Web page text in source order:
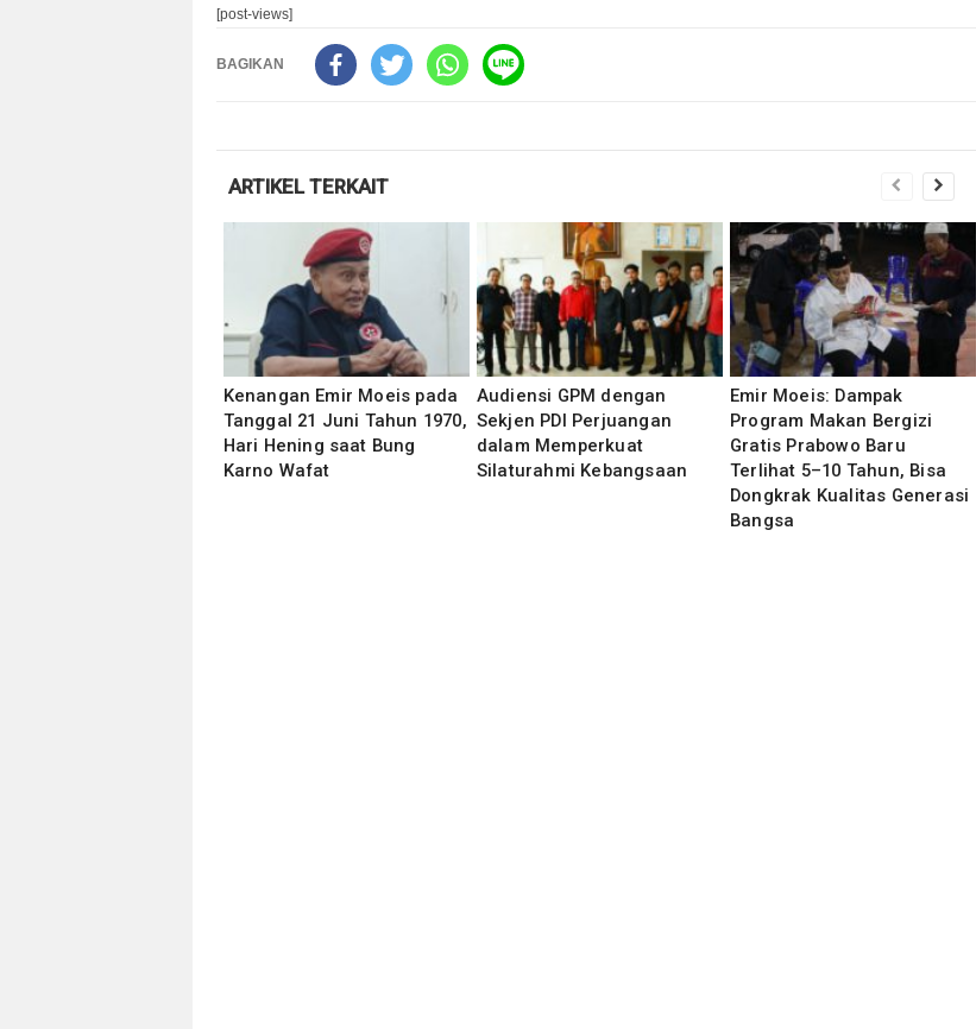
[post-views]
BAGIKAN
ARTIKEL TERKAIT
Kenangan Emir Moeis pada
Tanggal 21 Juni Tahun 1970,
Hari Hening saat Bung
Karno Wafat
Audiensi GPM dengan
Sekjen PDI Perjuangan
dalam Memperkuat
Silaturahmi Kebangsaan
Emir Moeis: Dampak
Program Makan Bergizi
Gratis Prabowo Baru
Terlihat 5–10 Tahun, Bisa
Dongkrak Kualitas Generasi
Bangsa